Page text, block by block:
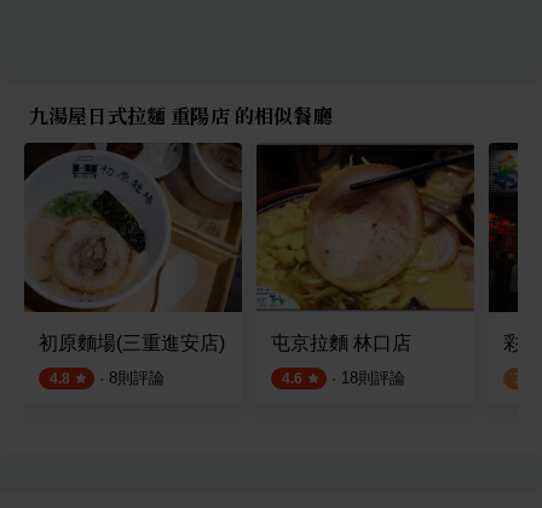
九湯屋日式拉麵 重陽店 的相似餐廳
初原麵場(三重進安店)
4.8 · 8則評論
屯京拉麵 林口店
4.6 · 18則評論
彩
3.2